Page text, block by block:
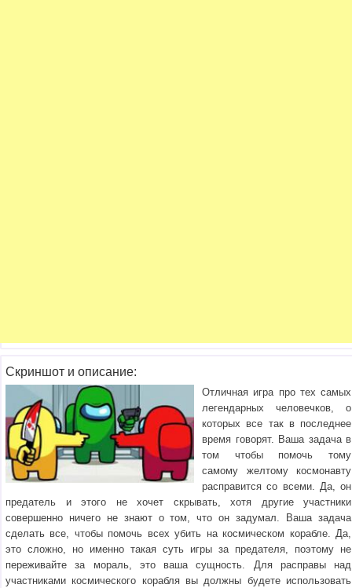
Скриншот и описание:
Отличная игра про тех самых
легендарных человечков, о
которых все так в последнее
время говорят. Ваша задача в
том чтобы помочь тому
самому желтому космонавту
расправится со всеми. Да, он
предатель и этого не хочет скрывать, хотя другие участники
совершенно ничего не знают о том, что он задумал. Ваша задача
сделать все, чтобы помочь всех убить на космическом корабле. Да,
это сложно, но именно такая суть игры за предателя, поэтому не
переживайте за мораль, это ваша сущность. Для расправы над
участниками космического корабля вы должны будете использовать